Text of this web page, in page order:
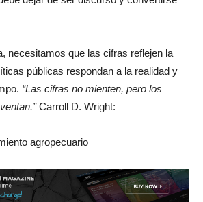
necesitamos que las cifras reflejen la
públicas respondan a la realidad y
“Las cifras no mienten, pero los
Carroll D. Wright:
agropecuario